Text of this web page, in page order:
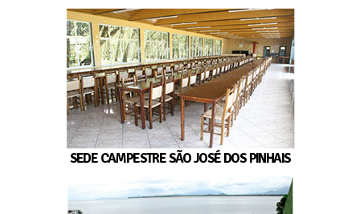
SEDE CAMPESTRE SÃO JOSÉ DOS PINHAIS